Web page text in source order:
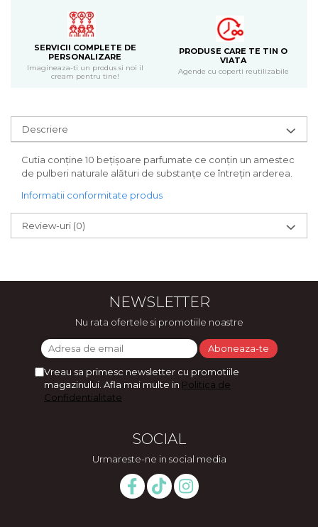
SERVICII COMPLETE DE
PERSONALIZARE
Imagineaza-ti un produs si noi il
cream pentru tine!
PRODUSE CARE TE TIN O
VIATA
Agende cu coperti reutilizabile
Descriere
Cutia conține 10 bețișoare parfumate ce conțin un amestec
de pulberi naturale alături de substanțe ce întrețin arderea.
Informatii conformitate produs
Review-uri (0)
NEWSLETTER
Nu rata ofertele si promotiile noastre
Vreau sa primesc newsletter cu promotiile
magazinului. Afla mai multe in Politica de
Confidentialitate
SOCIAL
Urmareste-ne in social media